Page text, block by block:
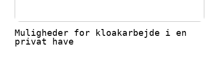
Muligheder for kloakarbejde i en
privat have